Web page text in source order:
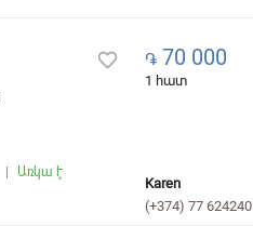
Առկա է
favorite_border ֏ 70 000
1 հատ
Karen
(+374) 77 624240